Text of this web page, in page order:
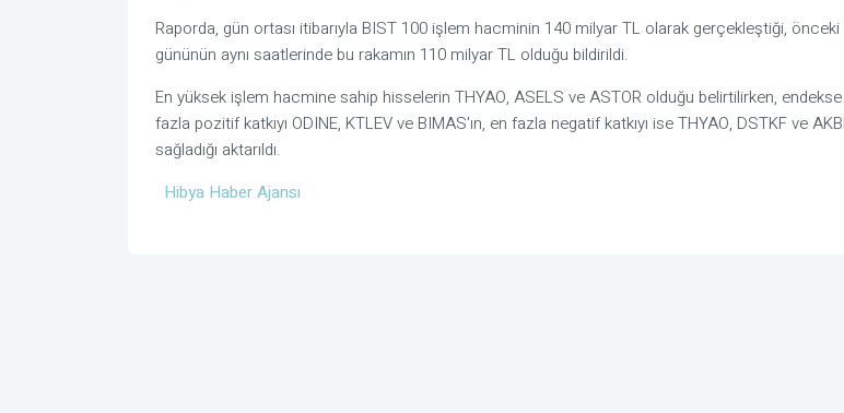
Raporda, gün ortası itibarıyla BIST 100 işlem hacminin 140 milyar TL olarak gerçekleştiği,
gününün aynı saatlerinde bu rakamın 110 milyar TL olduğu bildirildi.
En yüksek işlem hacmine sahip hisselerin THYAO, ASELS ve ASTOR olduğu belirtilirken,
fazla pozitif katkıyı ODINE, KTLEV ve BIMAS'ın, en fazla negatif katkıyı ise THYAO, DSTKF ve
sağladığı aktarıldı.
Hibya Haber Ajansı